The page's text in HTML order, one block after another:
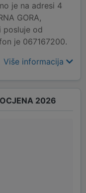
je na adresi 4
GORA,
posluje od
je 067167200.
Više informacija
2026